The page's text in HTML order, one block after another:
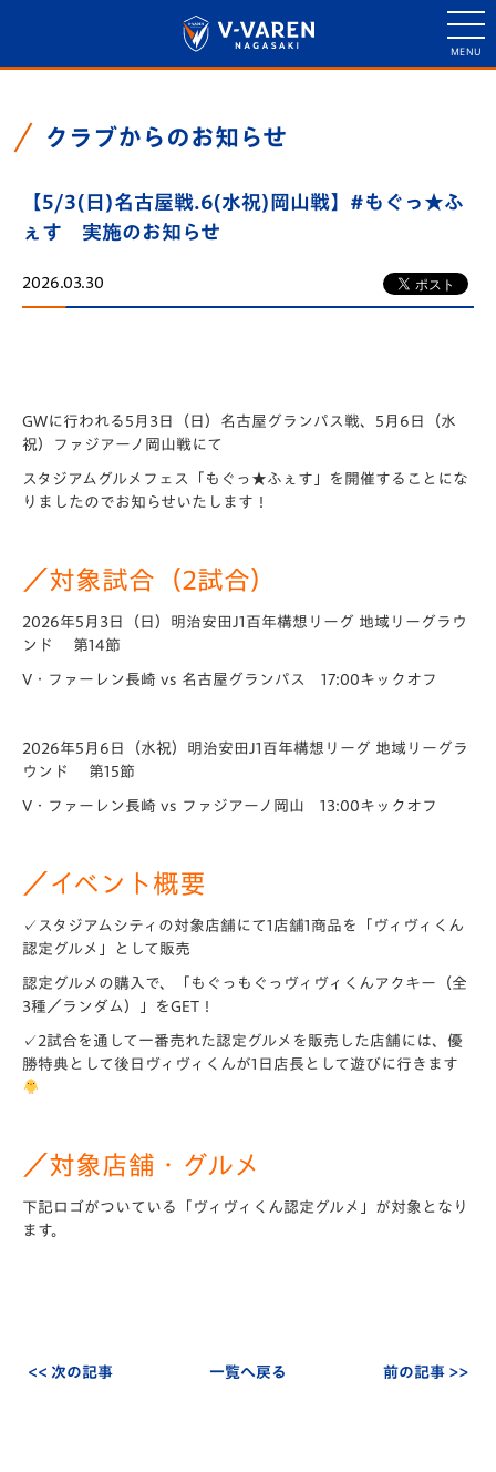
クラブからのお知らせ
【5/3(日)名古屋戦.6(水祝)岡山戦】#もぐっ★ふ
ぇす 実施のお知らせ
2026.03.30
GWに行われる5月3日（日）名古屋グランパス戦、5月6日（水
祝）ファジアーノ岡山戦にて
スタジアムグルメフェス「もぐっ★ふぇす」を開催することにな
りましたのでお知らせいたします！
／対象試合（2試合）
2026年5月3日（日）明治安田J1百年構想リーグ 地域リーグラウ
ンド 第14節
V・ファーレン長崎 vs 名古屋グランパス 17:00キックオフ
2026年5月6日（水祝）明治安田J1百年構想リーグ 地域リーグラ
ウンド 第15節
V・ファーレン長崎 vs ファジアーノ岡山 13:00キックオフ
／イベント概要
✓スタジアムシティの対象店舗にて1店舗1商品を「ヴィヴィくん
認定グルメ」として販売
認定グルメの購入で、「もぐっもぐっヴィヴィくんアクキー（全
3種／ランダム）」をGET！
✓2試合を通して一番売れた認定グルメを販売した店舗には、優
勝特典として後日ヴィヴィくんが1日店長として遊びに行きます
／対象店舗・グルメ
下記ロゴがついている「ヴィヴィくん認定グルメ」が対象となり
ます。
<< 次の記事 一覧へ戻る 前の記事 >>